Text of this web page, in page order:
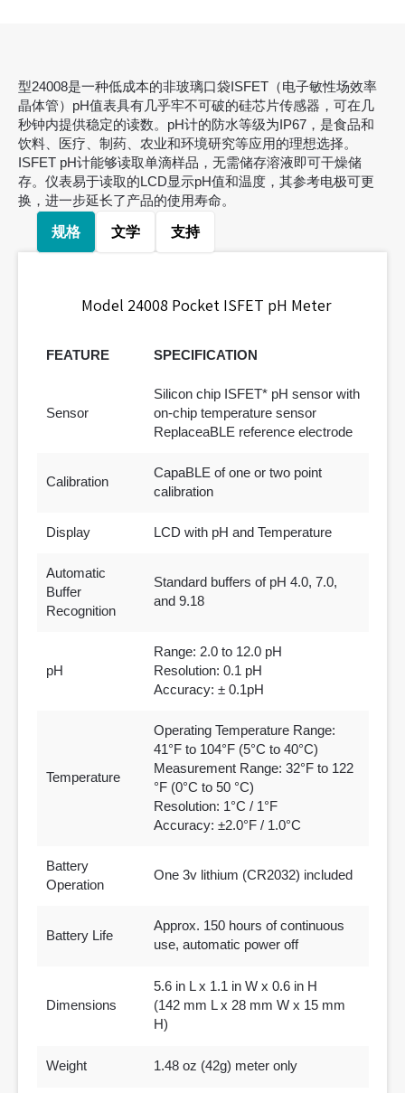
型24008是一种低成本的非玻璃口袋ISFET（电子敏性场效率
晶体管）pH值表具有几乎牢不可破的硅芯片传感器，可在几
秒钟内提供稳定的读数。pH计的防水等级为IP67，是食品和
饮料、医疗、制药、农业和环境研究等应用的理想选择。
ISFET pH计能够读取单滴样品，无需储存溶液即可干燥储
存。仪表易于读取的LCD显示pH值和温度，其参考电极可更
换，进一步延长了产品的使用寿命。
规格 文学 支持
Model 24008 Pocket ISFET pH Meter
FEATURE SPECIFICATION
Sensor
Silicon chip ISFET* pH sensor with
on-chip temperature sensor
ReplaceaBLE reference electrode
Calibration
CapaBLE of one or two point
calibration
Display LCD with pH and Temperature
Automatic
Buffer
Recognition
Standard buffers of pH 4.0, 7.0,
and 9.18
pH
Range: 2.0 to 12.0 pH
Resolution: 0.1 pH
Accuracy: ± 0.1pH
Temperature
Operating Temperature Range:
41°F to 104°F (5°C to 40°C)
Measurement Range: 32°F to 122
°F (0°C to 50 °C)
Resolution: 1°C / 1°F
Accuracy: ±2.0°F / 1.0°C
Battery
Operation
One 3v lithium (CR2032) included
Battery Life
Approx. 150 hours of continuous
use, automatic power off
Dimensions
5.6 in L x 1.1 in W x 0.6 in H
(142 mm L x 28 mm W x 15 mm
H)
Weight 1.48 oz (42g) meter only